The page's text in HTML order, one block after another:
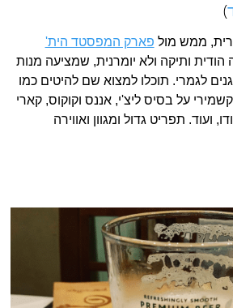
)
ממש מול פארק המפסטד הית'
ותיקה ולא יומרנית, שמציעה מנות
לגמרי. תוכלו למצוא שם להיטים כמו
על בסיס ליצ'י, אננס וקוקוס, קארי
ועוד. תפריט גדול ומגוון ואווירה